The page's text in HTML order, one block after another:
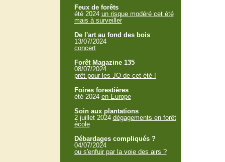
Feux de forêts
été 2024 un risque modéré cet été
mais à surveiller
De l'art au fond des bois
13/07/2024
concert
Forêt Magazine 135
08/07/2024
prêt pour les JO de cet été !
Foires forestières
été 2024 en Europe
Soin aux plantations
2 juillet 2024 dégagements en forêt
école
Débardages compliqués ?
04/07/2024
ou s'enfuir par la voie des airs ?